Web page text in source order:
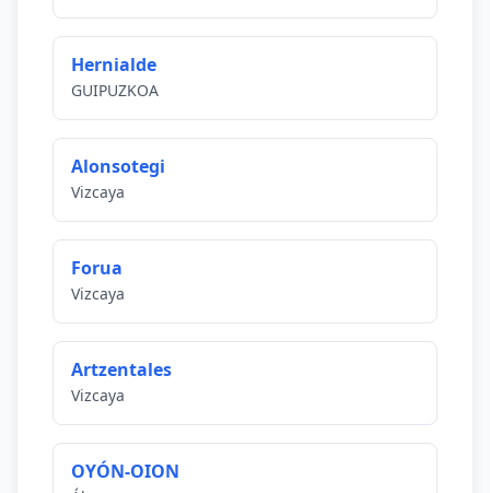
Hernialde
GUIPUZKOA
Alonsotegi
Vizcaya
Forua
Vizcaya
Artzentales
Vizcaya
OYÓN-OION